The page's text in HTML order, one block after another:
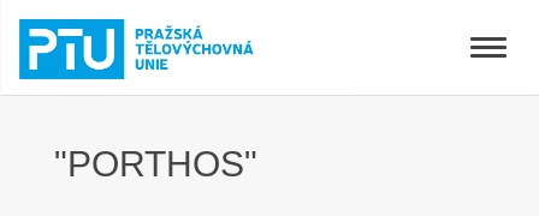
Toggle
"PORTHOS"